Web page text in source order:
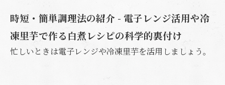
時短・簡単調理法の紹介 - 電子レンジ活用や冷
凍里芋で作る白煮レシピの科学的裏付け
忙しいときは電子レンジや冷凍里芋を活用しましょう。